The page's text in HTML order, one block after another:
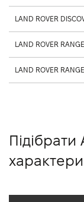
Підібрати